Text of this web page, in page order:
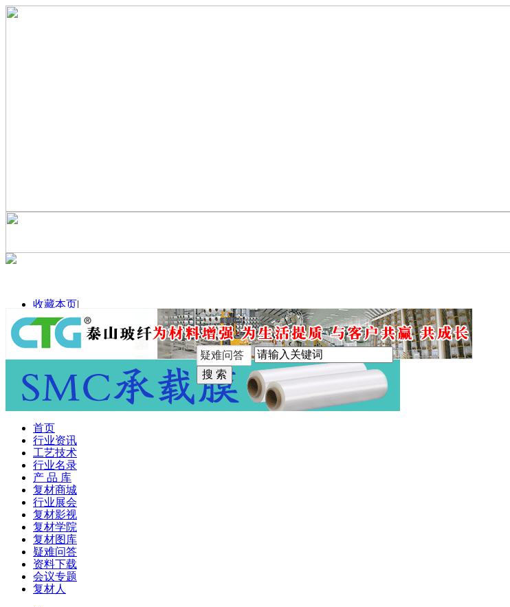
收藏本页|
手机版
首页
行业资讯
工艺技术
行业名录
产 品 库
复材商城
行业展会
复材影视
复材学院
复材图库
疑难问答
资料下载
会议专题
复材人